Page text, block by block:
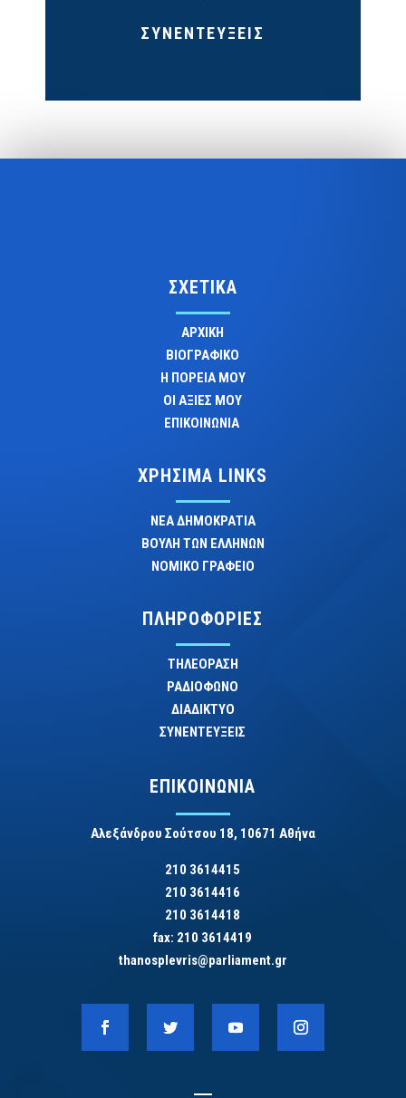
ΣΥΝΕΝΤΕΥΞΕΙΣ
ΣΧΕΤΙΚΑ
ΑΡΧΙΚΗ
ΒΙΟΓΡΑΦΙΚΟ
Η ΠΟΡΕΙΑ ΜΟΥ
ΟΙ ΑΞΙΕΣ ΜΟΥ
ΕΠΙΚΟΙΝΩΝΙΑ
ΧΡΗΣΙΜΑ LINKS
ΝΕΑ ΔΗΜΟΚΡΑΤΙΑ
ΒΟΥΛΗ ΤΩΝ ΕΛΛΗΝΩΝ
ΝΟΜΙΚΟ ΓΡΑΦΕΙΟ
ΠΛΗΡΟΦΟΡΙΕΣ
ΤΗΛΕΟΡΑΣΗ
ΡΑΔΙΟΦΩΝΟ
ΔΙΑΔΙΚΤΥΟ
ΣΥΝΕΝΤΕΥΞΕΙΣ
ΕΠΙΚΟΙΝΩΝΙΑ
Αλεξάνδρου Σούτσου 18, 10671 Αθήνα
210 3614415
210 3614416
210 3614418
fax: 210 3614419
thanosplevris@parliament.gr